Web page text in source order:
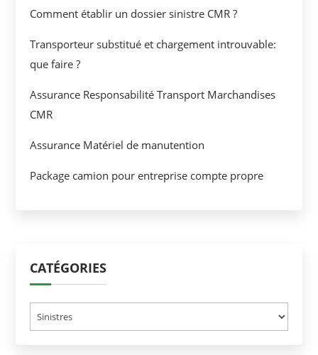
Comment établir un dossier sinistre CMR ?
Transporteur substitué et chargement introuvable:
que faire ?
Assurance Responsabilité Transport Marchandises
CMR
Assurance Matériel de manutention
Package camion pour entreprise compte propre
CATÉGORIES
Catégories